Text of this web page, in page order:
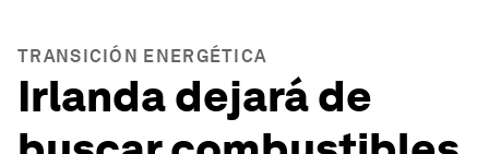
TRANSICIÓN ENERGÉTICA
Irlanda dejará de